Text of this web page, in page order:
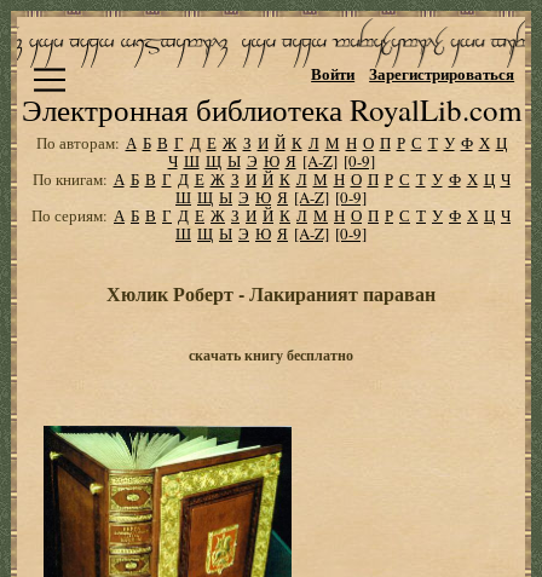
Электронная библиотека RoyalLib.com
Войти Зарегистрироваться
По авторам: А Б В Г Д Е Ж З И Й К Л М Н О П Р С Т У Ф Х Ц
Ч Ш Щ Ы Э Ю Я [A-Z] [0-9]
По книгам: А Б В Г Д Е Ж З И Й К Л М Н О П Р С Т У Ф Х Ц Ч
Ш Щ Ы Э Ю Я [A-Z] [0-9]
По сериям: А Б В Г Д Е Ж З И Й К Л М Н О П Р С Т У Ф Х Ц Ч
Ш Щ Ы Э Ю Я [A-Z] [0-9]
Хюлик Роберт - Лакираният параван
скачать книгу бесплатно